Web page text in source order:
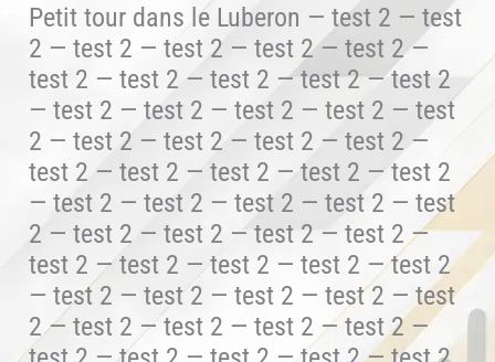
Petit tour dans le Luberon — test 2 — test
2 — test 2 — test 2 — test 2 — test 2 —
test 2 — test 2 — test 2 — test 2 — test 2
— test 2 — test 2 — test 2 — test 2 — test
2 — test 2 — test 2 — test 2 — test 2 —
test 2 — test 2 — test 2 — test 2 — test 2
— test 2 — test 2 — test 2 — test 2 — test
2 — test 2 — test 2 — test 2 — test 2 —
test 2 — test 2 — test 2 — test 2 — test 2
— test 2 — test 2 — test 2 — test 2 — test
2 — test 2 — test 2 — test 2 — test 2 —